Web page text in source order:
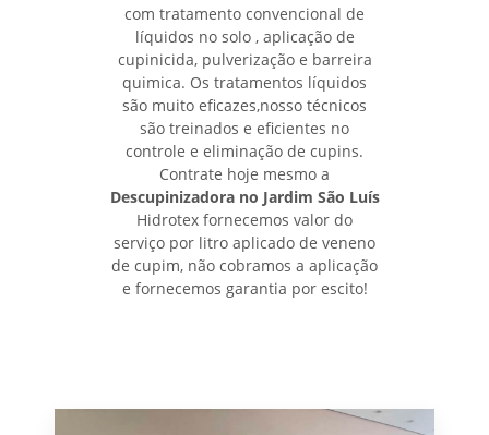
com tratamento convencional de
líquidos no solo , aplicação de
cupinicida, pulverização e barreira
quimica. Os tratamentos líquidos
são muito eficazes,nosso técnicos
são treinados e eficientes no
controle e eliminação de cupins.
Contrate hoje mesmo a
Descupinizadora no Jardim São Luís
Hidrotex fornecemos valor do
serviço por litro aplicado de veneno
de cupim, não cobramos a aplicação
e fornecemos garantia por escito!